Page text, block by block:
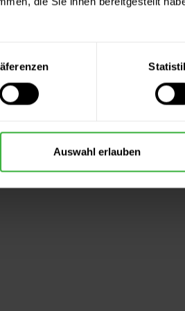
Auswahl erlauben